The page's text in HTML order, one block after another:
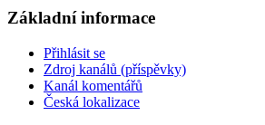
Základní informace
Přihlásit se
Zdroj kanálů (příspěvky)
Kanál komentářů
Česká lokalizace